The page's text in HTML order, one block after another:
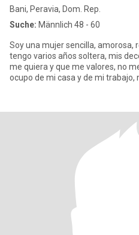
Bani, Peravia, Dom. Rep.
Suche: Männlich 48 - 60
Soy una mujer sencilla, amorosa,
tengo varios años soltera, mis
me quiera y que me valores, no
ocupo de mi casa y de mi